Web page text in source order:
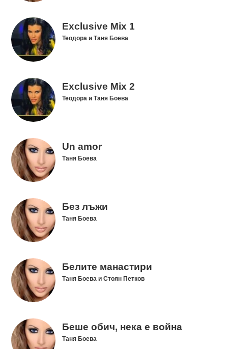
Exclusive Mix 1
Теодора и Таня Боева
Exclusive Mix 2
Теодора и Таня Боева
Un amor
Таня Боева
Без лъжи
Таня Боева
Белите манастири
Таня Боева и Стоян Петков
Беше обич, нека е война
Таня Боева